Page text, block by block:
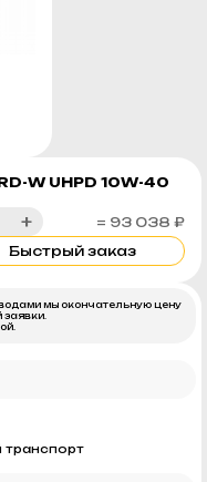
W UHPD 10W-40
+
= 93 038 ₽
Быстрый заказ
мы окончательную цену